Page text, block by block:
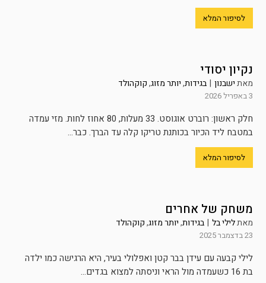
לסיפור המלא
נקיון יסודי
מאתישבנון | בגידות,יותר מזוג,קוקהולד
3 באפריל 2026
חלק ראשון: רוברט אוגוסט. 33 מעלות, 80 אחוז לחות. מזי עמדה
במטבח ליד הכיור בכותנת טריקו קלה עד הברך. כבר...
לסיפור המלא
משחק של אחרים
מאתלילי בל | בגידות,יותר מזוג,קוקהולד
23 בדצמבר 2025
לילי קבעה עם עידן בבר קטן ואפלולי בעיר, היא הרגישה כמו ילדה
בת 16 כשעמדה מול הראי וניסתה למצוא בגדים...